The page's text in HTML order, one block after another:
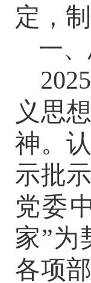
定，
一
义思
神。
示批
党委
家”为
各项